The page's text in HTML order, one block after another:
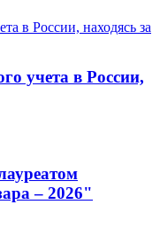
учета в России,
– 2026"